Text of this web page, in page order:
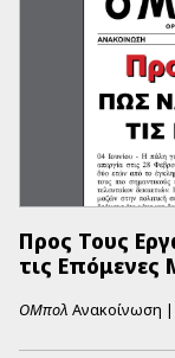
Προς Τους
τις Επόμενες
ΟΜπολ Ανακοίνωση |